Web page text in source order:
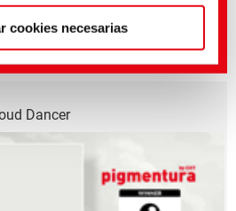
cookies necesarias
Dancer